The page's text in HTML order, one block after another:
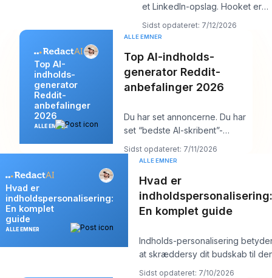
et LinkedIn-opslag. Hooket er
stærkt. Indsigten er solid. Du
trykke
Sidst opdateret: 7/12/2026
Top AI-
indholds-
generator
Reddit-
anbefalinger
2026
ALLE EMNER
ALLE EMNER
Top AI-indholds-
generator Reddit-
anbefalinger 2026
Du har set annoncerne. Du har
set “bedste AI-skribent”-
oversigterne, som på mystisk
vis alle anbefal
Sidst opdateret: 7/11/2026
Hvad er
indholdspersonalisering:
En komplet
guide
ALLE EMNER
ALLE EMNER
Hvad er
indholdspersonalisering:
En komplet guide
Indholds-personalisering
at skræddersy dit budskab til
person, du står overfor, og det v
Sidst opdateret: 7/10/2026